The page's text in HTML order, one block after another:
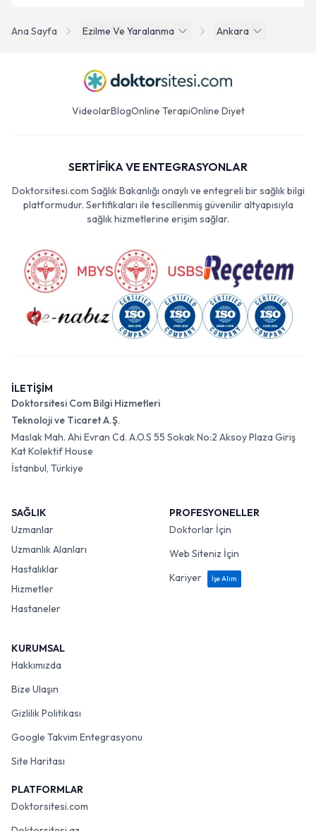
Ana Sayfa Ezilme Ve Yaralanma Ankara
VideolarBlogOnline TerapiOnline Diyet
SERTİFİKA VE ENTEGRASYONLAR
Doktorsitesi.com Sağlık Bakanlığı onaylı ve entegreli bir sağlık bilgi
platformudur. Sertifikaları ile tescillenmiş güvenilir altyapısıyla
sağlık hizmetlerine erişim sağlar.
İLETİŞİM
Doktorsitesi Com Bilgi Hizmetleri
Teknoloji ve Ticaret A.Ş.
Maslak Mah. Ahi Evran Cd. A.O.S 55 Sokak No:2 Aksoy Plaza Giriş
Kat Kolektif House
İstanbul, Türkiye
SAĞLIK
Uzmanlar
Uzmanlık Alanları
Hastalıklar
Hizmetler
Hastaneler
PROFESYONELLER
Doktorlar İçin
Web Siteniz İçin
Kariyer
İşe Alım
KURUMSAL
Hakkımızda
Bize Ulaşın
Gizlilik Politikası
Google Takvim Entegrasyonu
Site Haritası
PLATFORMLAR
Doktorsitesi.com